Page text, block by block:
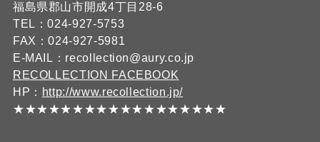
福島県郡山市開成4丁目28-6
TEL：024-927-5753
FAX：024-927-5981
E-MAIL：recollection@aury.co.jp
RECOLLECTION FACEBOOK
HP： http://www.recollection.jp/
★★★★★★★★★★★★★★★★★★